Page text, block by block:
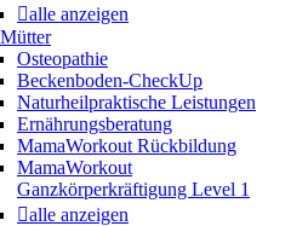
alle anzeigen
Osteopathie
Beckenboden-CheckUp
Naturheilpraktische Leistungen
Ernährungsberatung
MamaWorkout Rückbildung
MamaWorkout
Ganzkörperkräftigung Level 1
alle anzeigen